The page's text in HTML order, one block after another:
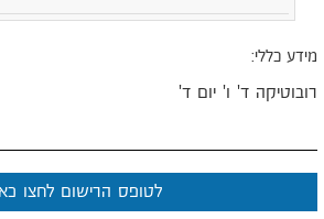
כללי:
ד' ו' יום ד'
לטופס הרישום לחצו כאן